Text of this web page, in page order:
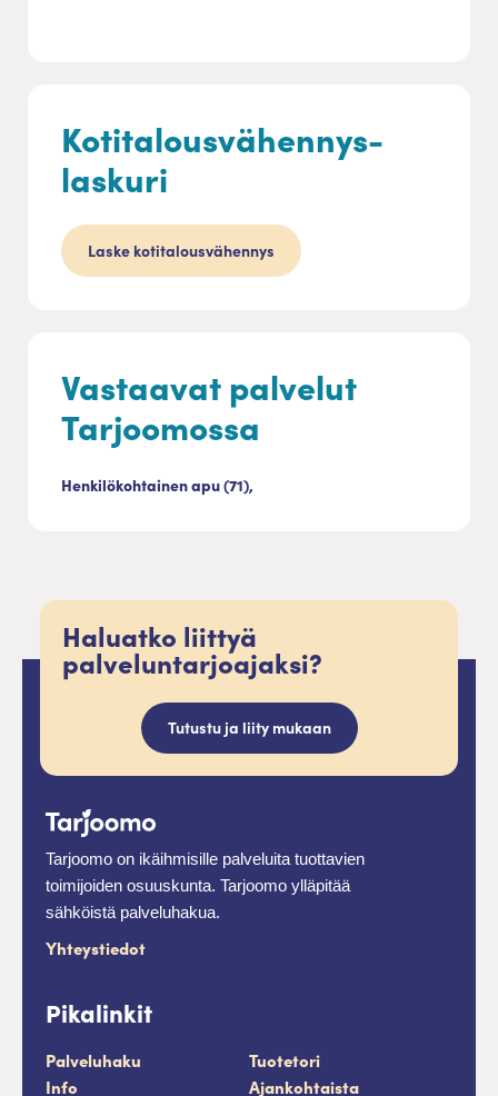
Vastaavat palvelut
Tarjoomossa
Henkilökohtainen apu (71),
Kotitalousvähennys-
laskuri
Laske kotitalousvähennys
Haluatko liittyä
palveluntarjoajaksi?
Tutustu ja liity mukaan
Tarjoomo on ikäihmisille palveluita tuottavien
toimijoiden osuuskunta. Tarjoomo ylläpitää
sähköistä palveluhakua.
Yhteystiedot
Pikalinkit
Palveluhaku
Tuotetori
Info
Ajankohtaista